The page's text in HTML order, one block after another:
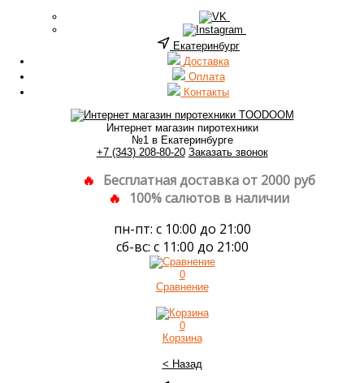
Екатеринбург
Доставка
Оплата
Контакты
Интернет магазин пиротехники
№1 в Екатеринбурге
+7 (343) 208-80-20 Заказать звонок
Бесплатная доставка от 2000 руб
100% салютов в наличии
пн-пт: с 10:00 до 21:00
сб-вс: с 11:00 до 21:00
0
Сравнение
0
Корзина
< Назад